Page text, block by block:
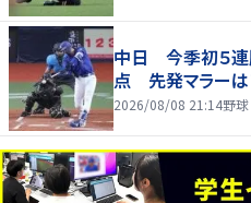
中日 今季初５
点 先発マラーは
2026/08/08 21:14野球